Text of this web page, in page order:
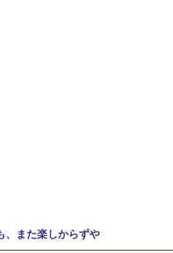
、また楽しからずや